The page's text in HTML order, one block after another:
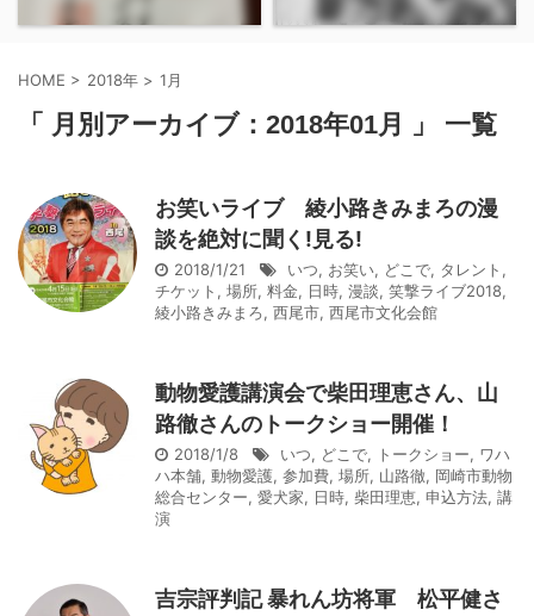
HOME > 2018年 > 1月
「 月別アーカイブ：2018年01月 」 一覧
お笑いライブ 綾小路きみまろの漫
談を絶対に聞く!見る!
2018/1/21 いつ, お笑い, どこで, タレント ,
チケット , 場所, 料金, 日時, 漫談, 笑撃ライブ2018,
綾小路きみまろ, 西尾市, 西尾市文化会館
動物愛護講演会で柴田理恵さん、山
路徹さんのトークショー開催！
2018/1/8 いつ, どこで, トークショー, ワハ
ハ本舗, 動物愛護, 参加費, 場所, 山路徹, 岡崎市動物
総合センター, 愛犬家, 日時, 柴田理恵, 申込方法, 講
演
吉宗評判記 暴れん坊将軍 松平健さ